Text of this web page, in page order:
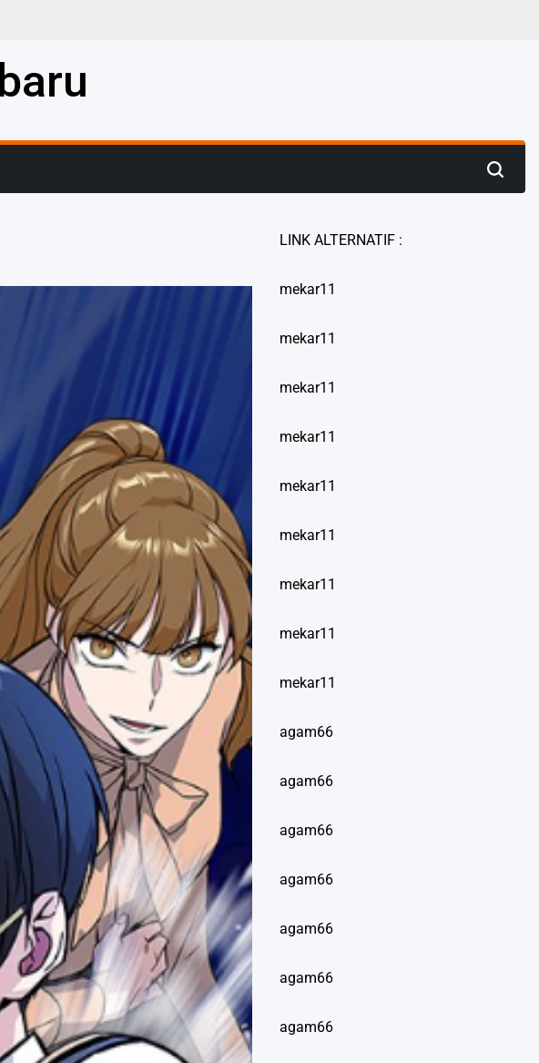
LINK ALTERNATIF :
mekar11
mekar11
mekar11
mekar11
mekar11
mekar11
mekar11
mekar11
mekar11
agam66
agam66
agam66
agam66
agam66
agam66
agam66